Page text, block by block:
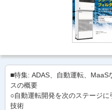
■特集: ADAS、自動運転、
スの概要
○自動運転開発を次のステージ
技術